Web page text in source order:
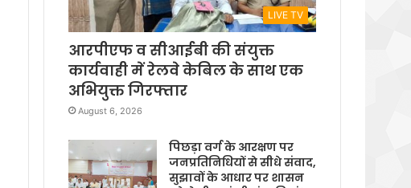
LIVE TV
आरपीएफ व सीआईबी की संयुक्त
कार्यवाही में रेलवे केबिल के साथ एक
अभियुक्त गिरफ्तार
August 6, 2026
पिछड़ा वर्ग के आरक्षण पर
जनप्रतिनिधियों से सीधे संवाद,
सुझावों के आधार पर शासन